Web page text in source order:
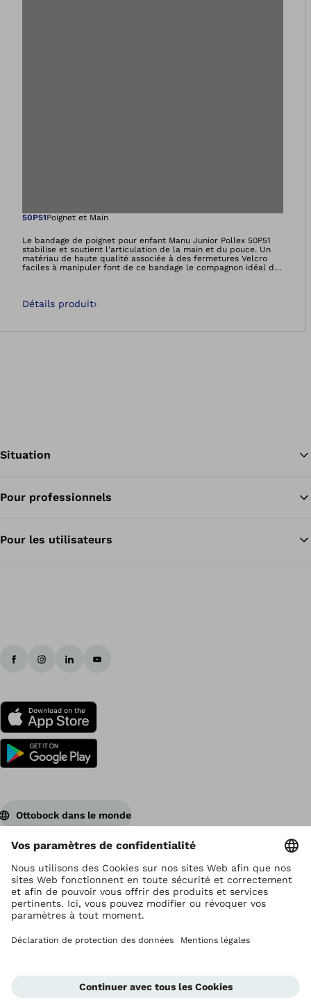
Ouvre l’image
50P51Poignet et Main
Le bandage de poignet pour enfant Manu Junior Pollex 50P51
stabilise et soutient l’articulation de la main et du pouce. Un
matériau de haute qualité associée à des fermetures Velcro
faciles à manipuler font de ce bandage le compagnon idéal de
Détails produit›
Situation
Pour professionnels
Pour les utilisateurs
Ottobock dans le monde
Ottobock est titulaire du droit d’auteur
Paramètres de protection des données
Déclaration de confidentialité
Conditions d'utilisation
Global Website